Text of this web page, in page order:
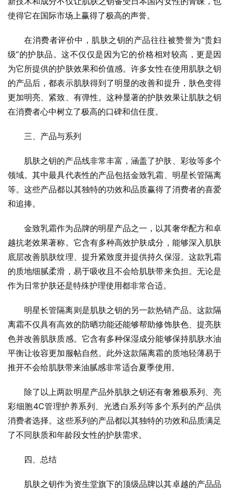
使得它在国际市场上赢得了极高的声誉。
在消费者评价中，肌肤之钥的产品往往被赞誉为“贵妇
级”的护肤品。这不仅仅是因为它的价格相对较高，更是因
为它所提供的护肤效果和价值感。许多女性在使用肌肤之钥
的产品后，都表示肌肤得到了明显的改善和提升，肤色变得
更加明亮、紧致、有弹性。这种显著的护肤效果让肌肤之钥
在消费者心中树立了极高的口碑和信任度。
三、产品与系列
肌肤之钥的产品线非常丰富，涵盖了护肤、彩妆等多个
领域。其中最具代表性的产品包括金致乳霜、明星长管隔离
等。这些产品都以其独特的功效和品质赢得了消费者的喜爱
和追捧。
金致乳霜作为品牌的明星产品之一，以其奢华配方和卓
越抗老效果著称。它含有多种高效护肤成分，能够深入肌肤
底层改善肌肤纹理、提升紧致度并提供持久保湿。这款乳霜
的质地细腻柔滑，易于吸收且不会给肌肤带来负担。无论是
作为日常护肤还是特殊护理使用都非常合适。
明星长管隔离则是肌肤之钥的另一款热销产品。这款隔
离霜不仅具有高效的防晒功能还能够帮助修饰肤色、提亮肤
色并改善肌肤质感。它含有多种保湿成分能够保持肌肤水油
平衡让妆容更加服帖自然。此外这款隔离霜的质地轻薄易于
推开不会给肌肤带来油腻感非常适合夏季使用。
除了以上两款明星产品外肌肤之钥还有奢雅极系列、亮
彩细胞4C管理护养系列、光透白系列等多个系列的产品供
消费者选择。这些系列的产品都以其独特的功效和品质满足
了不同肤质和年龄段女性的护肤需求。
四、总结
肌肤之钥作为资生堂旗下的顶级品牌以其卓越的产品品